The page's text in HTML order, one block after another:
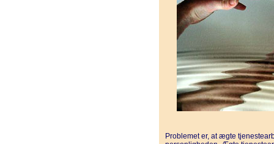
Problemet er, at ægte